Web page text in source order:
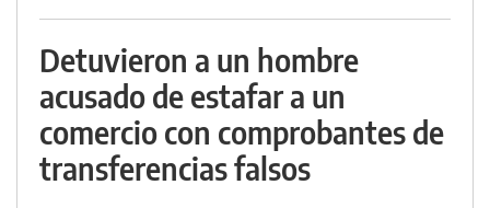
Detuvieron a un hombre
acusado de estafar a un
comercio con comprobantes de
transferencias falsos